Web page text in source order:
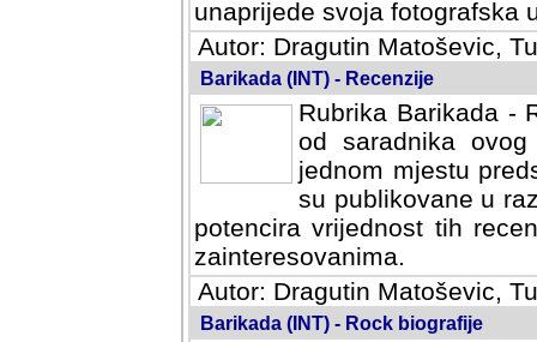
svoja fotografska umijeca.
Autor: Dragutin Matoševic,
Barikada (INT) - Recenzije
Rubrika Barikada -
od saradnika
jednom mjestu
su publikovane u
potencira vrijednost tih
zainteresovanima.
Autor: Dragutin Matoševic,
Barikada (INT) - Rock biografije